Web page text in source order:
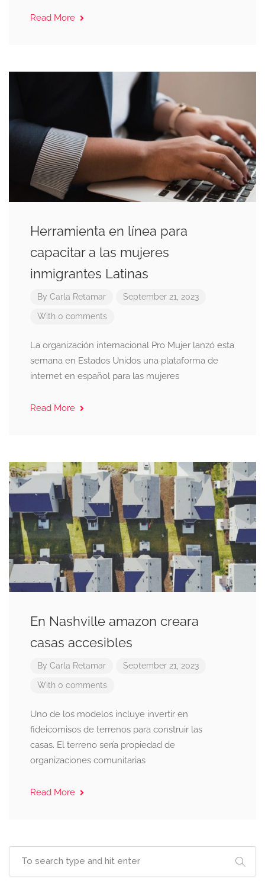
Read More
Herramienta en línea para
capacitar a las mujeres
inmigrantes Latinas
By Carla Retamar September 21, 2023
With 0 comments
La organización internacional Pro Mujer lanzó esta
semana en Estados Unidos una plataforma de
internet en español para las mujeres
Read More
En Nashville amazon creara
casas accesibles
By Carla Retamar September 21, 2023
With 0 comments
Uno de los modelos incluye invertir en
fideicomisos de terrenos para construir las
casas. El terreno sería propiedad de
organizaciones comunitarias
Read More